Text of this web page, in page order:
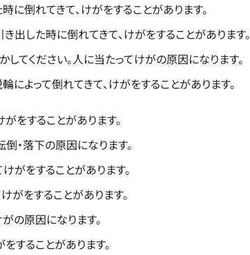
倒れてきて、けがをすることがあります。
出した時に倒れてきて、けがをすることがあります。
てください。人に当たってけがの原因になります。
よって倒れてきて、けがをすることがあります。
をすることがあります。
・落下の原因になります。
がをすることがあります。
がをすることがあります。
の原因になります。
することがあります。